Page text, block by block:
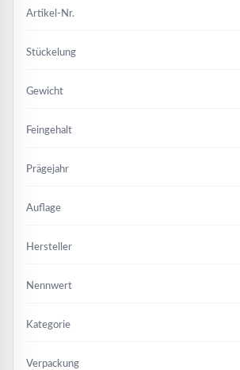
Artikel-Nr.
Stückelung
Gewicht
Feingehalt
Prägejahr
Auflage
Hersteller
Nennwert
Kategorie
Verpackung